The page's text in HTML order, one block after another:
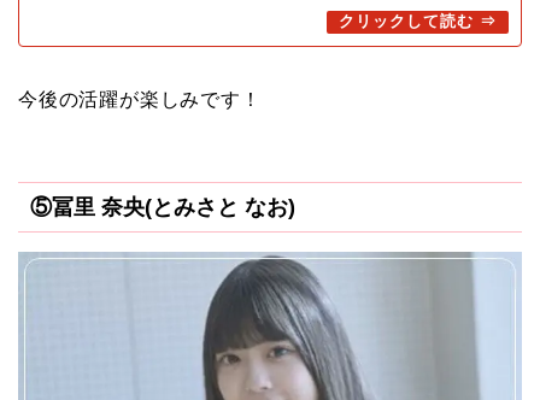
今後の活躍が楽しみです！
⑤冨里 奈央(とみさと なお)